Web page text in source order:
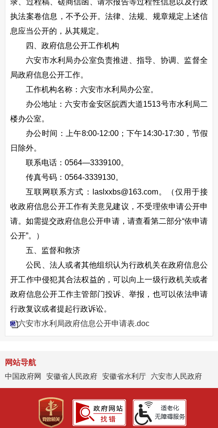
录、过程稿、磋商信函、请示报告等过程性信息以及行政
执法案卷信息，不予公开。法律、法规、规章规定上述信
息应当公开的，从其规定。
四、政府信息公开工作机构
六安市水利局办公室负责推进、指导、协调、监督全
局政府信息公开工作。
工作机构名称：六安市水利局办公室。
办公地址：六安市金安区皖西大道1513号市水利局二
楼办公室。
办公时间：上午8:00-12:00；下午14:30-17:30，节假
日除外。
联系电话：0564—3339100。
传真号码：0564-3339130。
互联网联系方式：laslxxbs@163.com。（仅用于接
收政府信息公开工作有关意见建议，不受理依申请公开申
请。如需提交政府信息公开申请，请查看第二部分“依申请
公开”。）
五、监督和救济
公民、法人或者其他组织认为行政机关在政府信息公
开工作中侵犯其合法权益的，可以向上一级行政机关或者
政府信息公开工作主管部门投诉、举报，也可以依法申请
行政复议或者提起行政诉讼。
六安市水利局政府信息公开申请表.doc
网站导航
中国政府网
安徽省人民政府 安徽省水利厅 六安市人民政府